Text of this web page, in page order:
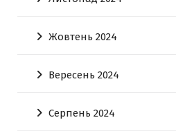
Жовтень 2024
Вересень 2024
Серпень 2024